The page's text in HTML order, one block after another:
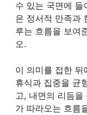
수 있는 국면에 들
은 정서적 만족과
루는 흐름을 보여
오.
이 의미를 접한 뒤
휴식과 집중을 균
고, 내면의 리듬
가 따라오는 흐름